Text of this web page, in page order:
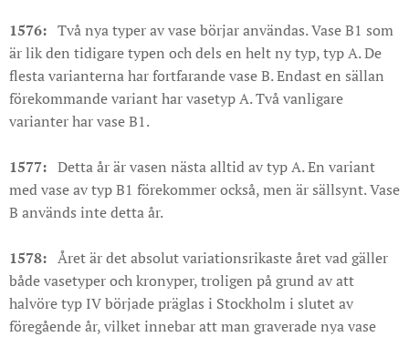
1576: Två nya typer av vase börjar användas. Vase B1 som
är lik den tidigare typen och dels en helt ny typ, typ A. De
flesta varianterna har fortfarande vase B. Endast en sällan
förekommande variant har vasetyp A. Två vanligare
varianter har vase B1.
1577: Detta år är vasen nästa alltid av typ A. En variant
med vase av typ B1 förekommer också, men är sällsynt. Vase
B används inte detta år.
1578: Året är det absolut variationsrikaste året vad gäller
både vasetyper och kronyper, troligen på grund av att
halvöre typ IV började präglas i Stockholm i slutet av
föregående år, vilket innebar att man graverade nya vase